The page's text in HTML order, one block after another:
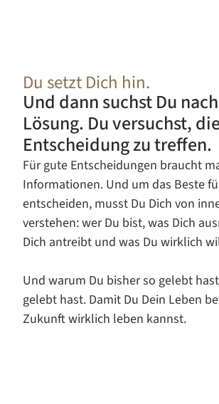
Du setzt Dich hin.
Und dann suchst Du
Lösung. Du versuchst,
Entscheidung zu treffen.
Für gute Entscheidungen braucht
Informationen. Und um das Beste
entscheiden, musst Du Dich von
verstehen: wer Du bist, was Dich
Dich antreibt und was Du wirklich
Und warum Du bisher so gelebt
gelebt hast. Damit Du Dein Leben
Zukunft wirklich leben kannst.